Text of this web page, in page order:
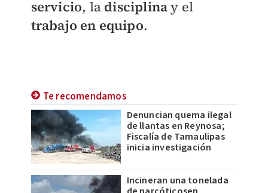
servicio, la disciplinay el
trabajo en equipo.
Te recomendamos
Denuncian quema ilegal
de llantas en Reynosa;
Fiscalía de Tamaulipas
inicia investigación
Incineran una tonelada